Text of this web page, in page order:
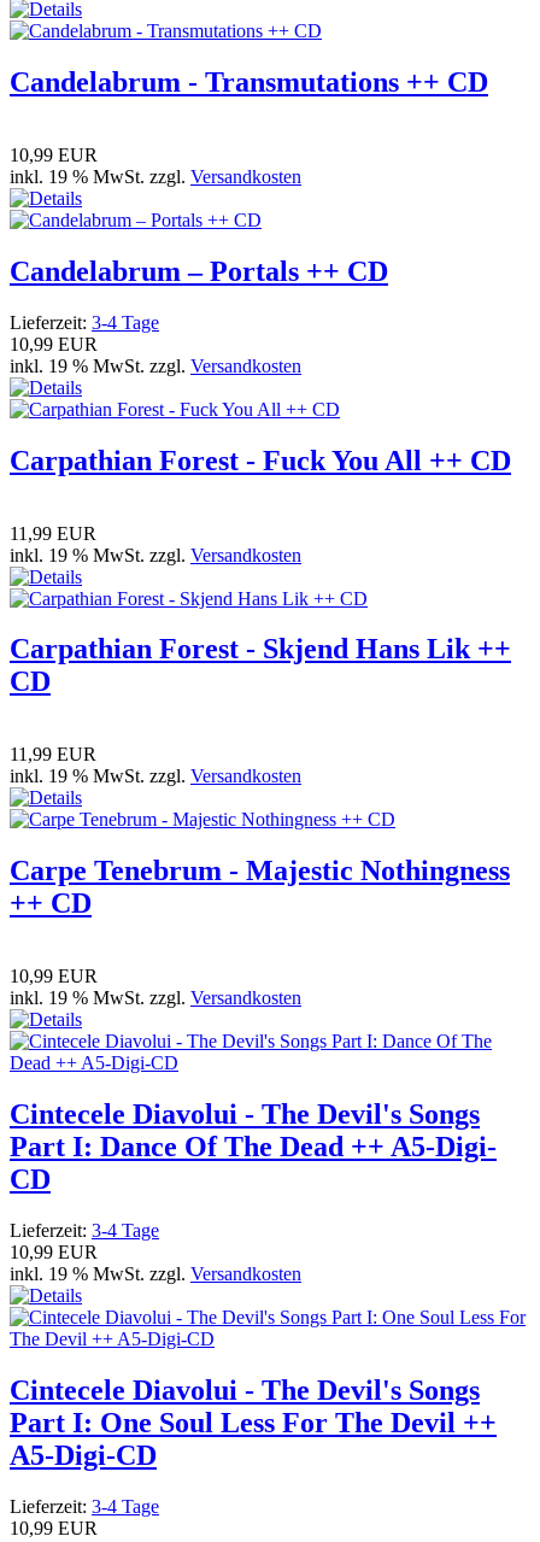
Candelabrum - Transmutations ++ CD
10,99 EUR
inkl. 19 % MwSt. zzgl. Versandkosten
Candelabrum – Portals ++ CD
Lieferzeit: 3-4 Tage
10,99 EUR
inkl. 19 % MwSt. zzgl. Versandkosten
Carpathian Forest - Fuck You All ++ CD
11,99 EUR
inkl. 19 % MwSt. zzgl. Versandkosten
Carpathian Forest - Skjend Hans Lik ++
CD
11,99 EUR
inkl. 19 % MwSt. zzgl. Versandkosten
Carpe Tenebrum - Majestic Nothingness
++ CD
10,99 EUR
inkl. 19 % MwSt. zzgl. Versandkosten
Cintecele Diavolui - The Devil's Songs
Part I: Dance Of The Dead ++ A5-Digi-
CD
Lieferzeit: 3-4 Tage
10,99 EUR
inkl. 19 % MwSt. zzgl. Versandkosten
Cintecele Diavolui - The Devil's Songs
Part I: One Soul Less For The Devil ++
A5-Digi-CD
Lieferzeit: 3-4 Tage
10,99 EUR